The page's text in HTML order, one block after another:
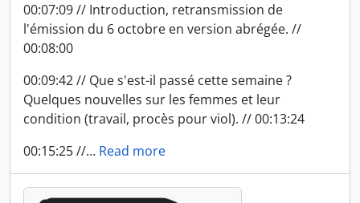
00:07:09 // Introduction, retransmission de
l'émission du 6 octobre en version abrégée. //
00:08:00
00:09:42 // Que s'est-il passé cette semaine ?
Quelques nouvelles sur les femmes et leur
condition (travail, procès pour viol). // 00:13:24
00:15:25 //… Read more